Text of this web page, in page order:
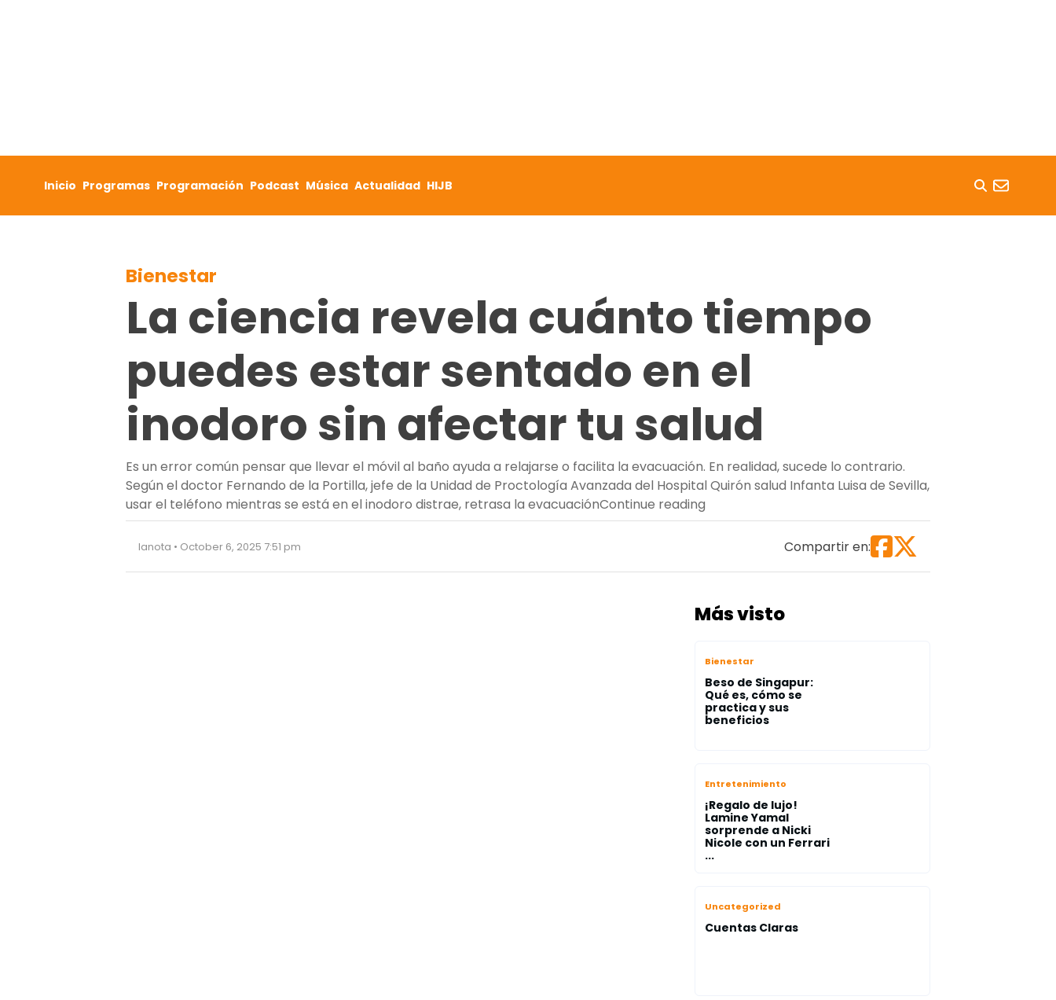
Inicio Programas Programación Podcast Música Actualidad HIJB
Bienestar
La ciencia revela cuánto tiempo
puedes estar sentado en el
inodoro sin afectar tu salud
Es un error común pensar que llevar el móvil al baño ayuda a relajarse o facilita la evacuación. En realidad, sucede lo contrario.
Según el doctor Fernando de la Portilla, jefe de la Unidad de Proctología Avanzada del Hospital Quirón salud Infanta Luisa de Sevilla,
usar el teléfono mientras se está en el inodoro distrae, retrasa la evacuaciónContinue reading
lanota • October 6, 2025 7:51 pm Compartir en:
Más visto
Bienestar
Beso de Singapur:
Qué es, cómo se
practica y sus
beneficios
Entretenimiento
¡Regalo de lujo!
Lamine Yamal
sorprende a Nicki
Nicole con un Ferrari
...
Uncategorized
Cuentas Claras